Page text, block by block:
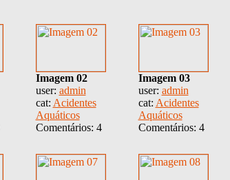
Imagem 02
user: admin
cat: Acidentes
Aquáticos
Comentários: 4
Imagem 03
user: admin
cat: Acidentes
Aquáticos
Comentários: 4